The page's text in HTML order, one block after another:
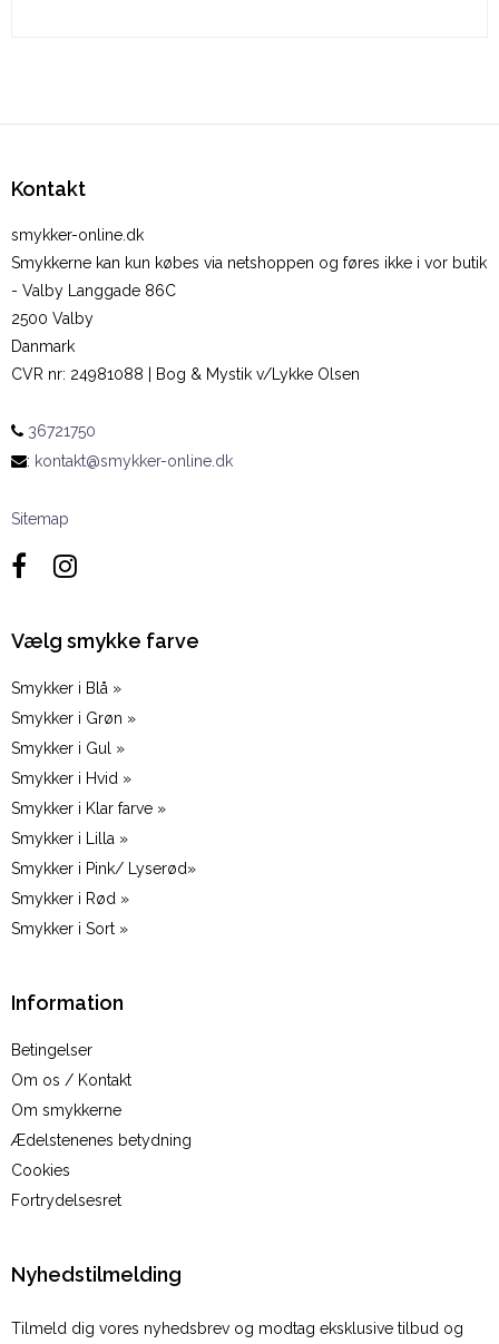
Kontakt
smykker-online.dk
Smykkerne kan kun købes via netshoppen og føres ikke i vor butik
- Valby Langgade 86C
2500 Valby
Danmark
CVR nr: 24981088 | Bog & Mystik v/Lykke Olsen
36721750
: kontakt@smykker-online.dk
Sitemap
Vælg smykke farve
Smykker i Blå »
Smykker i Grøn »
Smykker i Gul »
Smykker i Hvid »
Smykker i Klar farve »
Smykker i Lilla »
Smykker i Pink/ Lyserød»
Smykker i Rød »
Smykker i Sort »
Information
Betingelser
Om os / Kontakt
Om smykkerne
Ædelstenenes betydning
Cookies
Fortrydelsesret
Nyhedstilmelding
Tilmeld dig vores nyhedsbrev og modtag eksklusive tilbud og